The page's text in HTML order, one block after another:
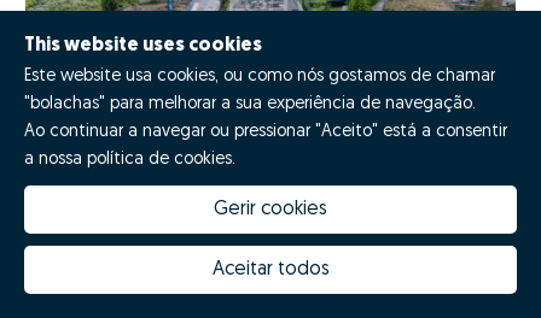
Land Urban
Castêlo da Maia, Maia, Porto
Sold
This website uses cookies
Este website usa cookies, ou como nós gostamos de chamar
"bolachas" para melhorar a sua experiência de navegação.
Ao continuar a navegar ou pressionar "Aceito" está a consentir
a nossa política de cookies.
Gerir cookies
Aceitar todos